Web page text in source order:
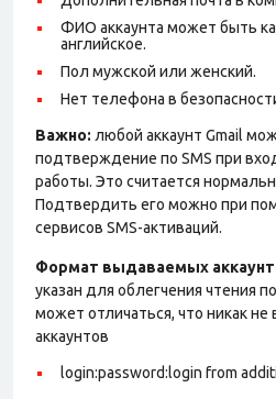
ФИО аккаунта может быть
английское.
Пол мужской или женский.
Нет телефона в
Важно: любой аккаунт Gmail
подтверждение по SMS при
работы. Это считается
Подтвердить его можно при
сервисов SMS-активаций.
Формат выдаваемых
указан для облегчения чтения
может отличаться, что никак не
аккаунтов
login:password:login from